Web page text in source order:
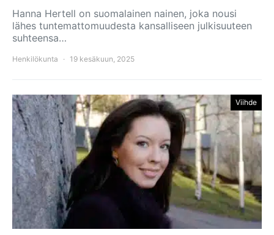
Hanna Hertell on suomalainen nainen, joka nousi
lähes tuntemattomuudesta kansalliseen julkisuuteen
suhteensa…
Henkilökunta 19 kesäkuun, 2025
Viihde